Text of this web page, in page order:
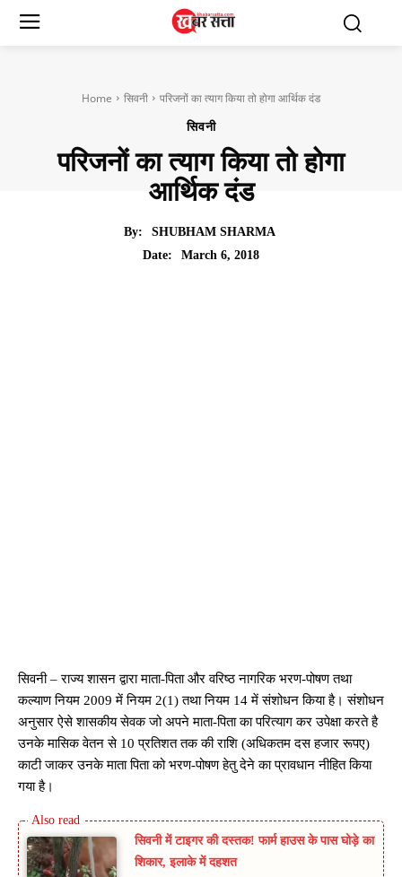
Home सिवनी परिजनों का त्याग किया तो होगा आर्थिक दंड
सिवनी
परिजनों का त्याग किया तो होगा
आर्थिक दंड
By:
SHUBHAM SHARMA
Date:
March 6, 2018
सिवनी – राज्य शासन द्वारा माता-पिता और वरिष्ठ नागरिक भरण-पोषण तथा
कल्याण नियम 2009 में नियम 2(1) तथा नियम 14 में संशोधन किया है। संशोधन
अनुसार ऐसे शासकीय सेवक जो अपने माता-पिता का परित्याग कर उपेक्षा करते है
उनके मासिक वेतन से 10 प्रतिशत तक की राशि (अधिकतम दस हजार रूपए)
काटी जाकर उनके माता पिता को भरण-पोषण हेतु देने का प्रावधान नीहित किया
गया है।
सिवनी में टाइगर की दस्तक! फार्म हाउस के पास घोड़े का
शिकार, इलाके में दहशत